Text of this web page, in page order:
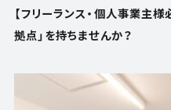
【フリーランス・個人事業主様
拠点」を持ちませんか？